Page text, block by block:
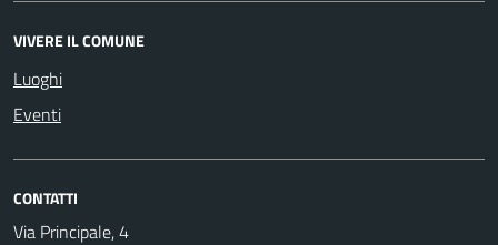
VIVERE IL COMUNE
Luoghi
Eventi
CONTATTI
Via Principale, 4